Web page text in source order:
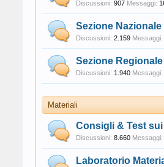
Discussioni: 907 Messaggi:
Sezione Nazionale
Discussioni: 2.159 Messaggi:
Sezione Regionale
Discussioni: 1.940 Messaggi:
Materiali
Consigli & Test
Discussioni: 8.660 Messaggi:
Laboratorio